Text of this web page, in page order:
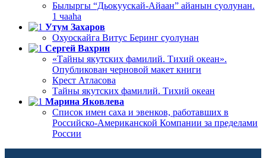
Былыргы “Дьокуускай-Айаан” айанын суолунан.
1 чааһа
Утум Захаров
Охуоскайга Витус Беринг суолунан
Сергей Вахрин
«Тайны якутских фамилий. Тихий океан».
Опубликован черновой макет книги
Крест Атласова
Тайны якутских фамилий. Тихий океан
Марина Яковлева
Список имен саха и эвенков, работавших в
Российско-Американской Компании за пределами
России